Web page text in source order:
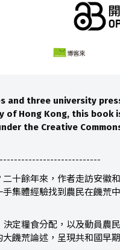
and three university
of Hong Kong, this book
the Creative
十餘年來，作者走訪安徽
集體經驗找到農民在饑荒
定糧食分配，以及動員農
饑荒論述，呈現共和國早